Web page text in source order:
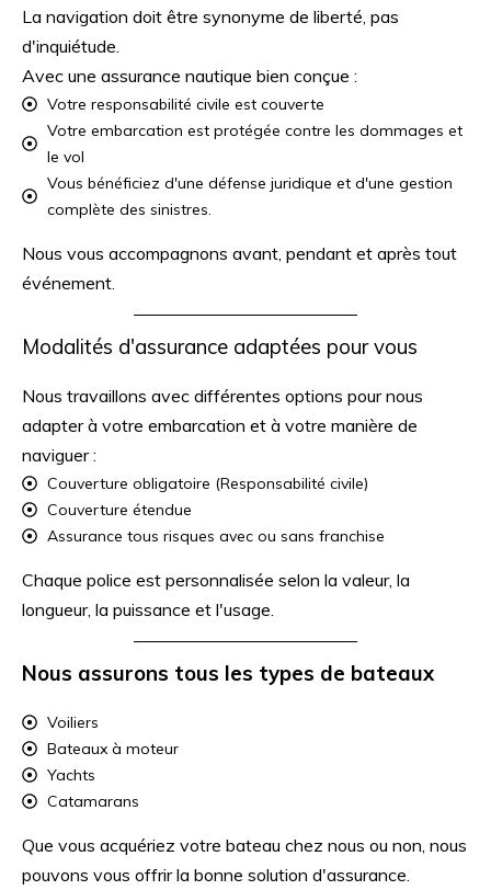
La navigation doit être synonyme de liberté, pas
d'inquiétude.
Avec une assurance nautique bien conçue :
Votre responsabilité civile est couverte
Votre embarcation est protégée contre les dommages et
le vol
Vous bénéficiez d'une défense juridique et d'une gestion
complète des sinistres.
Nous vous accompagnons avant, pendant et après tout
événement.
Modalités d'assurance adaptées pour vous
Nous travaillons avec différentes options pour nous
adapter à votre embarcation et à votre manière de
naviguer :
Couverture obligatoire (Responsabilité civile)
Couverture étendue
Assurance tous risques avec ou sans franchise
Chaque police est personnalisée selon la valeur, la
longueur, la puissance et l'usage.
Nous assurons tous les types de bateaux
Voiliers
Bateaux à moteur
Yachts
Catamarans
Que vous acquériez votre bateau chez nous ou non, nous
pouvons vous offrir la bonne solution d'assurance.